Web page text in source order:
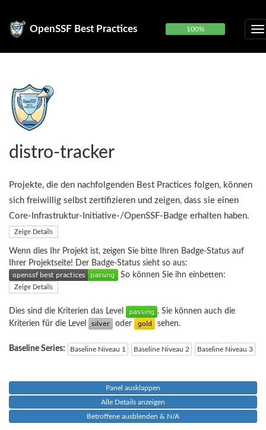
OpenSSF Best Practices 100%
distro-tracker
Projekte, die den nachfolgenden Best Practices folgen, können
sich freiwillig selbst zertifizieren und zeigen, dass sie einen
Core-Infrastruktur-Initiative-/OpenSSF-Badge erhalten haben.
Zeige Details
Wenn dies Ihr Projekt ist, zeigen Sie bitte Ihren Badge-Status auf
Ihrer Projektseite! Der Badge-Status sieht so aus:
So können Sie ihn einbetten:
Zeige Details
Dies sind die Kriterien das Level
. Sie können auch die
Kriterien für die Level
oder sehen.
Baseline Series: Baseline Niveau 1 Baseline Niveau 2 Baseline Niveau 3
Panel ausklappen
Alle Details anzeigen
Betroffene ausblenden & N/A